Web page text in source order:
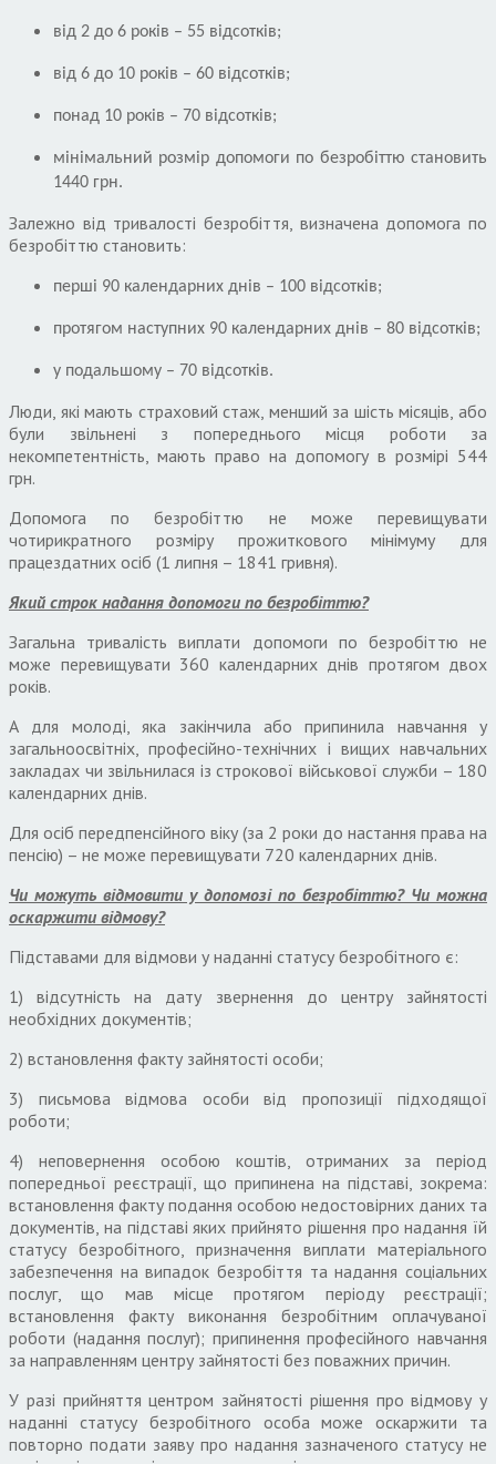
від 2 до 6 років – 55 відсотків;
від 6 до 10 років – 60 відсотків;
понад 10 років – 70 відсотків;
мінімальний розмір допомоги по безробіттю становить
1440 грн.
Залежно від тривалості безробіття, визначена допомога по
безробіттю становить:
перші 90 календарних днів – 100 відсотків;
протягом наступних 90 календарних днів – 80 відсотків;
у подальшому – 70 відсотків.
Люди, які мають страховий стаж, менший за шість місяців, або
були звільнені з попереднього місця роботи за
некомпетентність, мають право на допомогу в розмірі 544
грн.
Допомога по безробіттю не може перевищувати
чотирикратного розміру прожиткового мінімуму для
працездатних осіб (1 липня – 1841 гривня).
Який строк надання допомоги по безробіттю?
Загальна тривалість виплати допомоги по безробіттю не
може перевищувати 360 календарних днів протягом двох
років.
А для молоді, яка закінчила або припинила навчання у
загальноосвітніх, професійно-технічних і вищих навчальних
закладах чи звільнилася із строкової військової служби – 180
календарних днів.
Для осіб передпенсійного віку (за 2 роки до настання права на
пенсію) – не може перевищувати 720 календарних днів.
Чи можуть відмовити у допомозі по безробіттю? Чи можна
оскаржити відмову?
Підставами для відмови у наданні статусу безробітного є:
1) відсутність на дату звернення до центру зайнятості
необхідних документів;
2) встановлення факту зайнятості особи;
3) письмова відмова особи від пропозиції підходящої
роботи;
4) неповернення особою коштів, отриманих за період
попередньої реєстрації, що припинена на підставі, зокрема:
встановлення факту подання особою недостовірних даних та
документів, на підставі яких прийнято рішення про надання їй
статусу безробітного, призначення виплати матеріального
забезпечення на випадок безробіття та надання соціальних
послуг, що мав місце протягом періоду реєстрації;
встановлення факту виконання безробітним оплачуваної
роботи (надання послуг); припинення професійного навчання
за направленням центру зайнятості без поважних причин.
У разі прийняття центром зайнятості рішення про відмову у
наданні статусу безробітного особа може оскаржити та
повторно подати заяву про надання зазначеного статусу не